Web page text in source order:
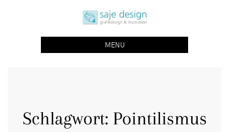
saje design bonn
grafikdesign | buchgestaltung | illustration
MENU
Schlagwort: Pointilismus